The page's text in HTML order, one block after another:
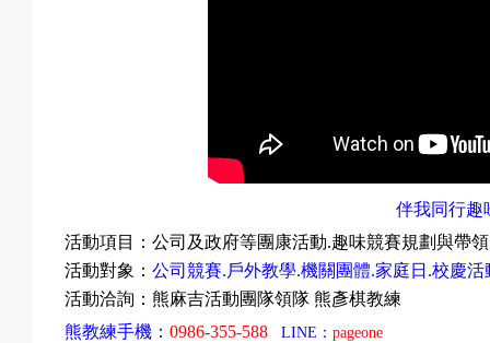
伴我同行趣
活動項目：公司及政府等團康活動.趣味競賽規劃與帶領
活動對象：公司競賽.戶外教學.機關團體.家庭日 .校慶活
活動洽詢：熊麻吉活動團隊領隊 熊彥棋教練
熊教練手機：0986-355-588 LINE ：pageone